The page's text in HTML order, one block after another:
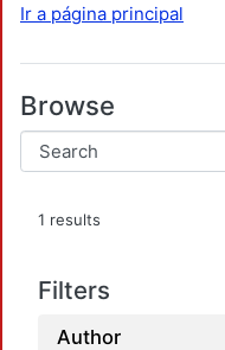
Ir a página principal
Browse
1 results
Filters
Author